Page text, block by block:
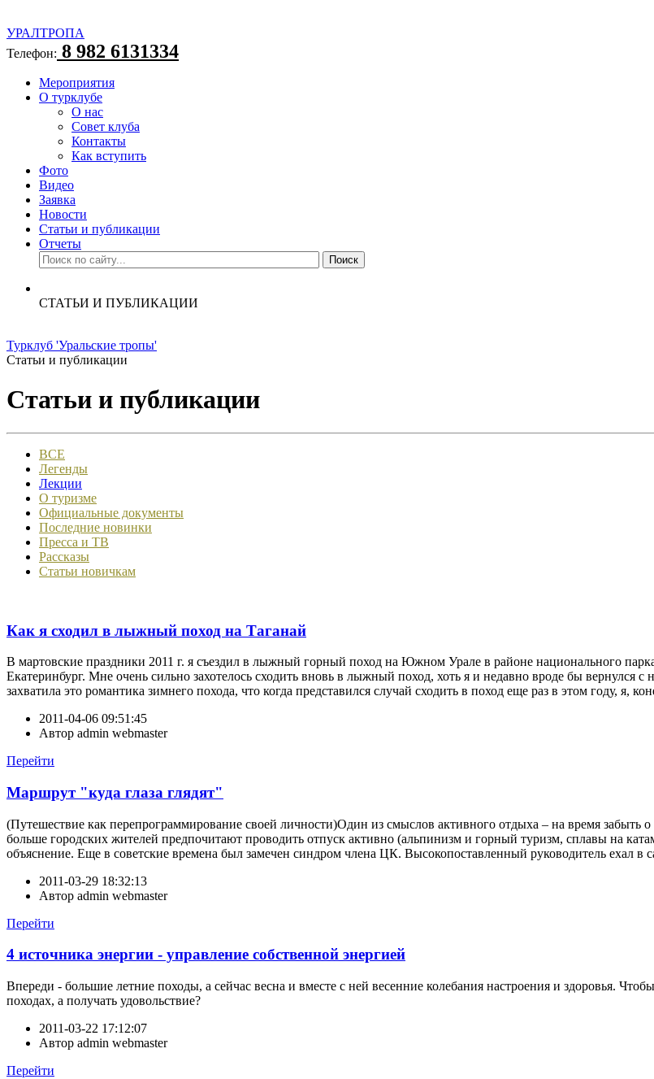
УРАЛТРОПА
Телефон: 8 982 6131334
Мероприятия
О турклубе
О нас
Совет клуба
Контакты
Как вступить
Фото
Видео
Заявка
Новости
Статьи и публикации
Отчеты
СТАТЬИ И ПУБЛИКАЦИИ
Турклуб 'Уральские тропы'
Статьи и публикации
Статьи и публикации
ВСЕ
Легенды
Лекции
О туризме
Официальные документы
Последние новинки
Пресса и ТВ
Рассказы
Статьи новичкам
Как я сходил в лыжный поход на Таганай
В мартовские праздники 2011 г. я съездил в лыжный горный поход на Южном Урале в районе национального
Екатеринбург. Мне очень сильно захотелось сходить вновь в лыжный поход, хоть я и недавно вроде бы вернулся
захватила это романтика зимнего похода, что когда представился случай сходить в поход еще раз в этом году, я,
2011-04-06 09:51:45
Автор admin webmaster
Перейти
Маршрут "куда глаза глядят"
(Путешествие как перепрограммирование своей личности)Один из смыслов активного отдыха – на время
больше городских жителей предпочитают проводить отпуск активно (альпинизм и горный туризм, сплавы на
объяснение. Еще в советские времена был замечен синдром члена ЦК. Высокопоставленный руководитель ехал в
2011-03-29 18:32:13
Автор admin webmaster
Перейти
4 источника энергии - управление собственной энергией
Впереди - большие летние походы, а сейчас весна и вместе с ней весенние колебания настроения и здоровья.
походах, а получать удовольствие?
2011-03-22 17:12:07
Автор admin webmaster
Перейти